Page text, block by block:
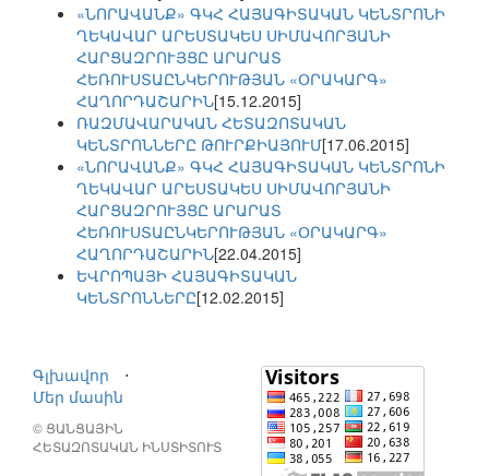
«ՆՈՐԱՎԱՆՔ» ԳԿՀ ՀԱՅԱԳԻՏԱԿԱՆ ԿԵՆՏՐՈՆԻ
ՂԵԿԱՎԱՐ ԱՐԵՍՏԱԿԵՍ ՍԻՄԱՎՈՐՅԱՆԻ
ՀԱՐՑԱԶՐՈՒՅՑԸ ԱՐԱՐԱՏ
ՀԵՌՈՒՍՏԱԸՆԿԵՐՈՒԹՅԱՆ «ՕՐԱԿԱՐԳ»
ՀԱՂՈՐԴԱՇԱՐԻՆ[15.12.2015]
ՌԱԶՄԱՎԱՐԱԿԱՆ ՀԵՏԱԶՈՏԱԿԱՆ
ԿԵՆՏՐՈՆՆԵՐԸ ԹՈՒՐՔԻԱՅՈՒՄ[17.06.2015]
«ՆՈՐԱՎԱՆՔ» ԳԿՀ ՀԱՅԱԳԻՏԱԿԱՆ ԿԵՆՏՐՈՆԻ
ՂԵԿԱՎԱՐ ԱՐԵՍՏԱԿԵՍ ՍԻՄԱՎՈՐՅԱՆԻ
ՀԱՐՑԱԶՐՈՒՅՑԸ ԱՐԱՐԱՏ
ՀԵՌՈՒՍՏԱԸՆԿԵՐՈՒԹՅԱՆ «ՕՐԱԿԱՐԳ»
ՀԱՂՈՐԴԱՇԱՐԻՆ[22.04.2015]
ԵՎՐՈՊԱՅԻ ՀԱՅԱԳԻՏԱԿԱՆ
ԿԵՆՏՐՈՆՆԵՐԸ[12.02.2015]
Գլխավոր
⋅
Մեր մասին
© ՑԱՆՑԱՅԻՆ
ՀԵՏԱԶՈՏԱԿԱՆ ԻՆՍՏԻՏՈՒՏ